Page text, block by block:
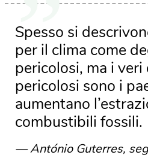
Spesso si
per il clima come
pericolosi, ma i
pericolosi sono i
aumentano
combustibili fossili.
António Guterres,